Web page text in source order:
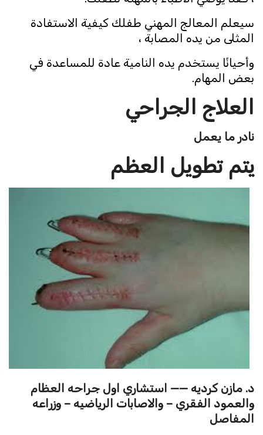
سيعلم المعالج المهني طفلك كيفية الاستفادة
المثلى من يده المصابة ،
وأحيانًا يستخدم يده النامية عادة للمساعدة في
بعض المهام.
العلاج الجراحي
نادر ما يعمل
يتم تطويل العظم
د. مازن كرديه —— استشاري اول جراحه العظام
والعمود الفقري – والاصابات الرياضيه – وزراعه
المفاصل